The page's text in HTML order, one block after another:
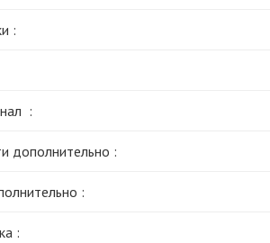
:
:
дополнительно :
:
: